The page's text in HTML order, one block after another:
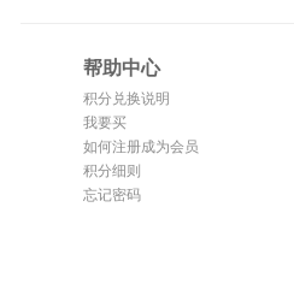
帮助中心
积分兑换说明
我要买
如何注册成为会员
积分细则
忘记密码